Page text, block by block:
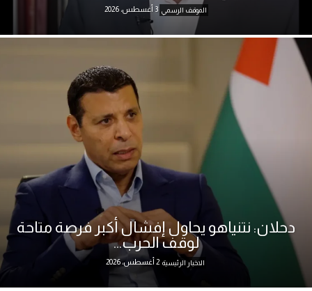
الموقف الرسمي 3 أغسطس، 2026
دحلان: نتنياهو يحاول إفشال أكبر فرصة متاحة
لوقف الحرب...
الاخبار الرئيسية 2 أغسطس، 2026